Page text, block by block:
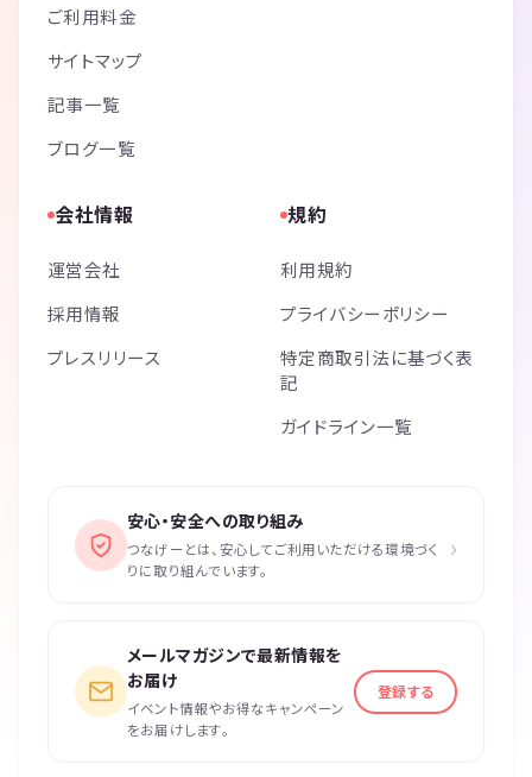
ご利用料金
サイトマップ
記事一覧
ブログ一覧
会社情報
運営会社
採用情報
プレスリリース
規約
利用規約
プライバシーポリシー
特定商取引法に基づく表
記
ガイドライン一覧
安心・安全への取り組み
つなげーとは、安心してご利用いただける環境づく
りに取り組んでいます。
›
メールマガジンで最新情報を
お届け
イベント情報やお得なキャンペーン
をお届けします。
登録する